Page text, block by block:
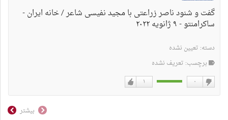
گفت و شنود ناصر زراعتی با مجید نفیسی شاعر / خانه ایران -
ساکرامنتو - ۹ ژانویه ۲۰۲۲
دسته: تعیین نشده
برچسب: تعریف نشده
۱ ۰
بیشتر